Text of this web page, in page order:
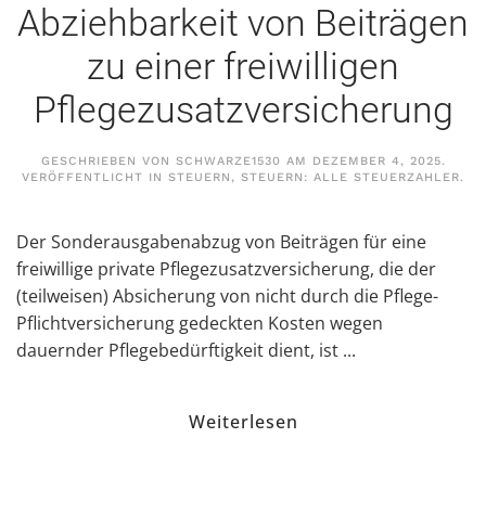
Abziehbarkeit von Beiträgen
zu einer freiwilligen
Pflegezusatzversicherung
GESCHRIEBEN VON SCHWARZE1530 AM DEZEMBER 4, 2025.
VERÖFFENTLICHT IN STEUERN, STEUERN: ALLE STEUERZAHLER.
Der Sonderausgabenabzug von Beiträgen für eine
freiwillige private Pflegezusatzversicherung, die der
(teilweisen) Absicherung von nicht durch die Pflege-
Pflichtversicherung gedeckten Kosten wegen
dauernder Pflegebedürftigkeit dient, ist ...
Weiterlesen